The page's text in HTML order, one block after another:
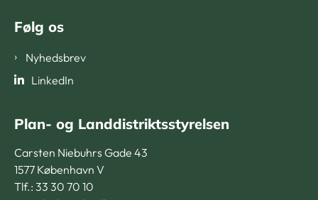
Følg os
Nyhedsbrev
LinkedIn
Plan- og Landdistriktsstyrelsen
Carsten Niebuhrs Gade 43
1577 København V
Tlf.: 33 30 70 10